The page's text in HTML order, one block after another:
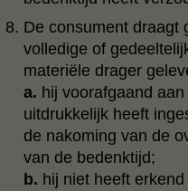
De consument draagt
volledige of
materiële drager
a. hij voorafgaand
uitdrukkelijk heeft
de nakoming van de
van de bedenktijd;
b. hij niet heeft